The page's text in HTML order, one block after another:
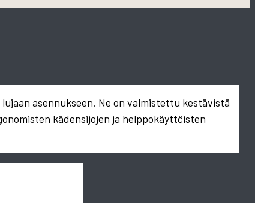
asennukseen. Ne on valmistettu kestävistä
kädensijojen ja helppokäyttöisten